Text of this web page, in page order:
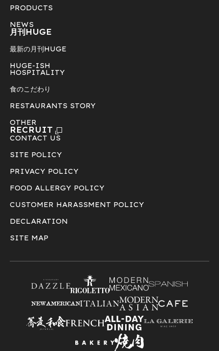
PRODUCTS
NEWS
月刊HUGE
最新の月刊HUGE
HUGE-ISH
HOSPITALITY
食のこだわり
RESTAURANTS STORY
OTHER
RECRUIT
CONTACT US
SITE POLICY
PRIVACY POLICY
FOOD ALLERGY POLICY
CUSTOMER HARASSMENT POLICY
DECLARATION
SITE MAP